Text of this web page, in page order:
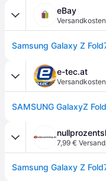
eBay
e-tec.at
7,99 € Versand